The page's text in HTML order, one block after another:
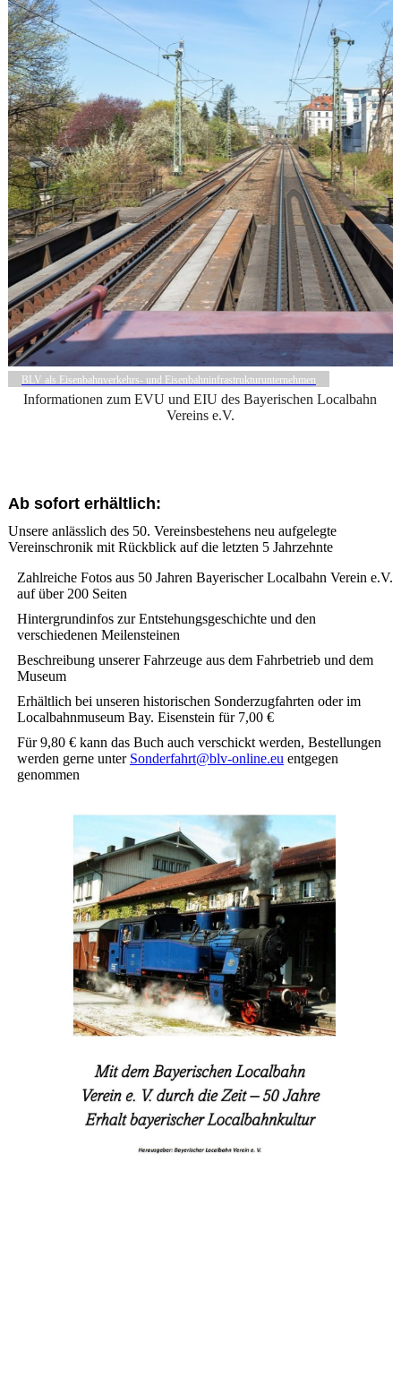
BLV als Eisenbahnverkehrs- und Eisenbahninfrastrukturunternehmen
Informationen zum EVU und EIU des Bayerischen Localbahn
Vereins e.V.
Ab sofort erhältlich:
Unsere anlässlich des 50. Vereinsbestehens neu aufgelegte
Vereinschronik mit Rückblick auf die letzten 5 Jahrzehnte
Zahlreiche Fotos aus 50 Jahren Bayerischer Localbahn Verein e.V.
auf über 200 Seiten
Hintergrundinfos zur Entstehungsgeschichte und den
verschiedenen Meilensteinen
Beschreibung unserer Fahrzeuge aus dem Fahrbetrieb und dem
Museum
Erhältlich bei unseren historischen Sonderzugfahrten oder im
Localbahnmuseum Bay. Eisenstein für 7,00 €
Für 9,80 € kann das Buch auch verschickt werden, Bestellungen
werden gerne unter Sonderfahrt@blv-online.eu entgegen
genommen